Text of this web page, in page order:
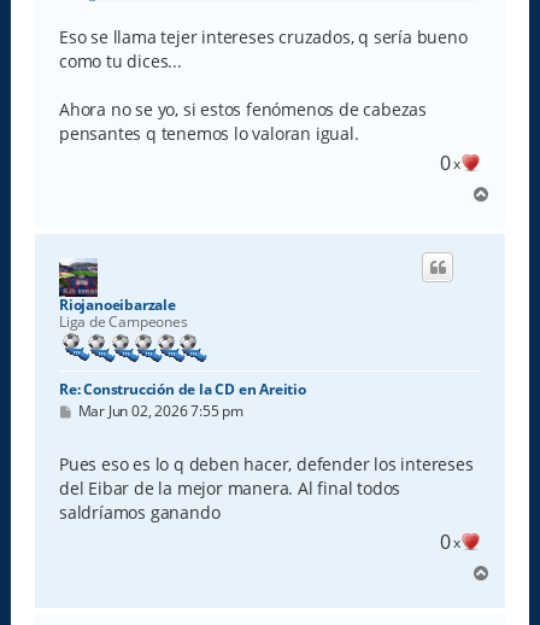
Eso se llama tejer intereses cruzados, q sería bueno
como tu dices...
Ahora no se yo, si estos fenómenos de cabezas
pensantes q tenemos lo valoran igual.
0x
r
Riojanoeibarzale
Liga de Campeones
Re: Construcción de la CD en Areitio
M
s
a
j
e
Mar Jun 02, 2026 7:55 pm
Pues eso es lo q deben hacer, defender los intereses
del Eibar de la mejor manera. Al final todos
saldríamos ganando
0x
r